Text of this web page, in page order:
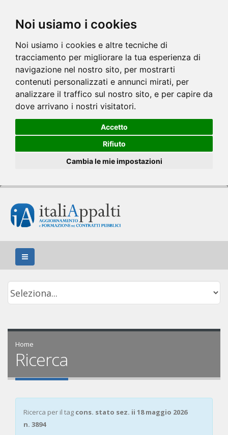
Noi usiamo i cookies
Noi usiamo i cookies e altre tecniche di
tracciamento per migliorare la tua esperienza di
navigazione nel nostro sito, per mostrarti
contenuti personalizzati e annunci mirati, per
analizzare il traffico sul nostro sito, e per capire da
dove arrivano i nostri visitatori.
Accetto
Rifiuto
Cambia le mie impostazioni
Home
Ricerca
Ricerca per il tag cons. stato sez. ii 18 maggio 2026
n. 3894